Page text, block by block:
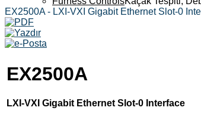
EX2500A - LXI-VXI Gigabit Ethernet Slot-0
EX2500A
LXI-VXI Gigabit Ethernet Slot-0 Interface